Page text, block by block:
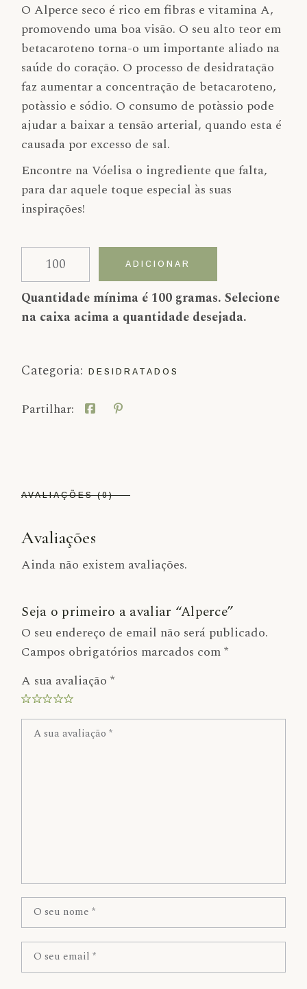
O Alperce seco é rico em fibras e vitamina A,
promovendo uma boa visão. O seu alto teor em
betacaroteno torna-o um importante aliado na
saúde do coração. O processo de desidratação
faz aumentar a concentração de betacaroteno,
potàssio e sódio. O consumo de potàssio pode
ajudar a baixar a tensão arterial, quando esta é
causada por excesso de sal.
Encontre na Vóelisa o ingrediente que falta,
para dar aquele toque especial às suas
inspirações!
Quantidade de Alperce
ADICIONAR
Alternative:
Quantidade mínima é 100 gramas. Selecione
na caixa acima a quantidade desejada.
Categoria: DESIDRATADOS
Partilhar:
AVALIAÇÕES (0)
Avaliações
Ainda não existem avaliações.
Seja o primeiro a avaliar “Alperce”
O seu endereço de email não será publicado.
Campos obrigatórios marcados com*
A sua avaliação*